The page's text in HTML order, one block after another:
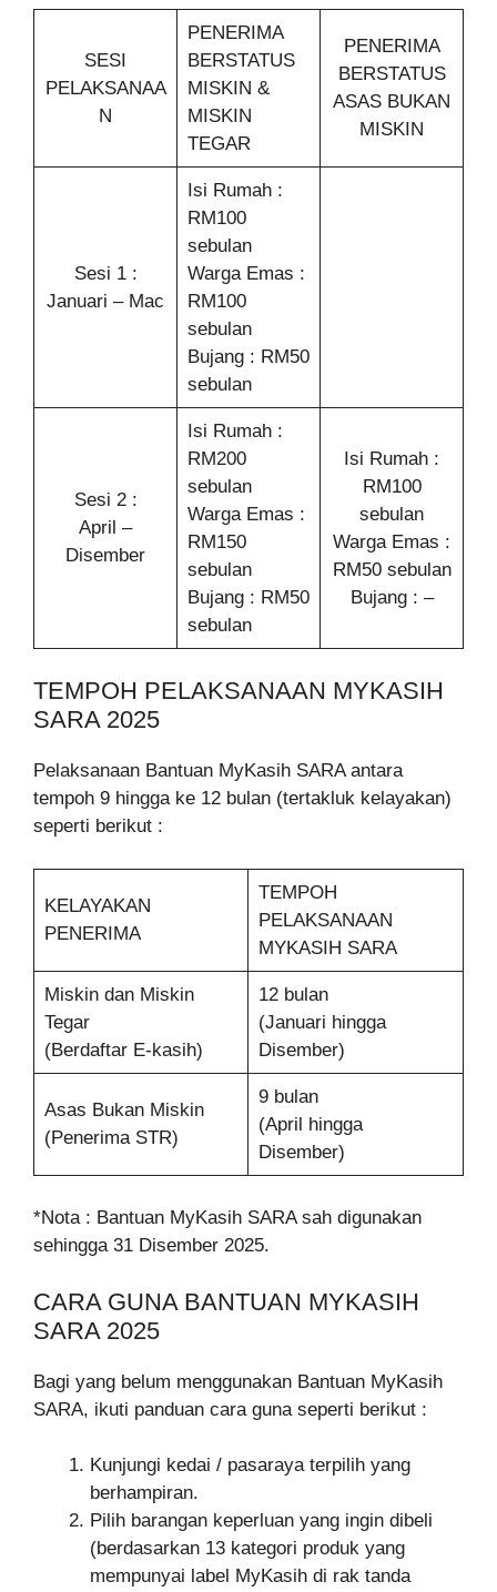
SESI
PELAKSANAA
N
PENERIMA
BERSTATUS
MISKIN &
MISKIN
TEGAR
PENERIMA
BERSTATUS
ASAS BUKAN
MISKIN
Sesi 1 :
Januari – Mac
Isi Rumah :
RM100
sebulan
Warga Emas :
RM100
sebulan
Bujang : RM50
sebulan
Sesi 2 :
April –
Disember
Isi Rumah :
RM200
sebulan
Warga Emas :
RM150
sebulan
Bujang : RM50
sebulan
Isi Rumah :
RM100
sebulan
Warga Emas :
RM50 sebulan
Bujang : –
TEMPOH PELAKSANAAN MYKASIH
SARA 2025
Pelaksanaan Bantuan MyKasih SARA antara
tempoh 9 hingga ke 12 bulan (tertakluk kelayakan)
seperti berikut :
KELAYAKAN
PENERIMA
TEMPOH
PELAKSANAAN
MYKASIH SARA
Miskin dan Miskin
Tegar
(Berdaftar E-kasih)
12 bulan
(Januari hingga
Disember)
Asas Bukan Miskin
(Penerima STR)
9 bulan
(April hingga
Disember)
*Nota : Bantuan MyKasih SARA sah digunakan
sehingga 31 Disember 2025.
CARA GUNA BANTUAN MYKASIH
SARA 2025
Bagi yang belum menggunakan Bantuan MyKasih
SARA, ikuti panduan cara guna seperti berikut :
Kunjungi kedai / pasaraya terpilih yang
berhampiran.
Pilih barangan keperluan yang ingin dibeli
(berdasarkan 13 kategori produk yang
mempunyai label MyKasih di rak tanda